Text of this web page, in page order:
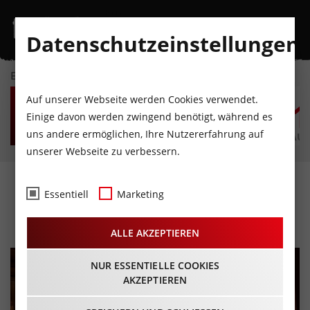
EVENTKALENDER
SO
9
AUGUST
MO
10
AUGUST
DI
11
AUGUST
MI
12
AUGUST
DO
13
AUGUST
Steudltenn - Das
Theaterfestival
Datenschutzeinstellungen
Auf unserer Webseite werden Cookies verwendet.
Einige davon werden zwingend benötigt, während es
uns andere ermöglichen, Ihre Nutzererfahrung auf
unserer Webseite zu verbessern.
Essentiell Marketing
ALLE AKZEPTIEREN
NUR ESSENTIELLE COOKIES
AKZEPTIEREN